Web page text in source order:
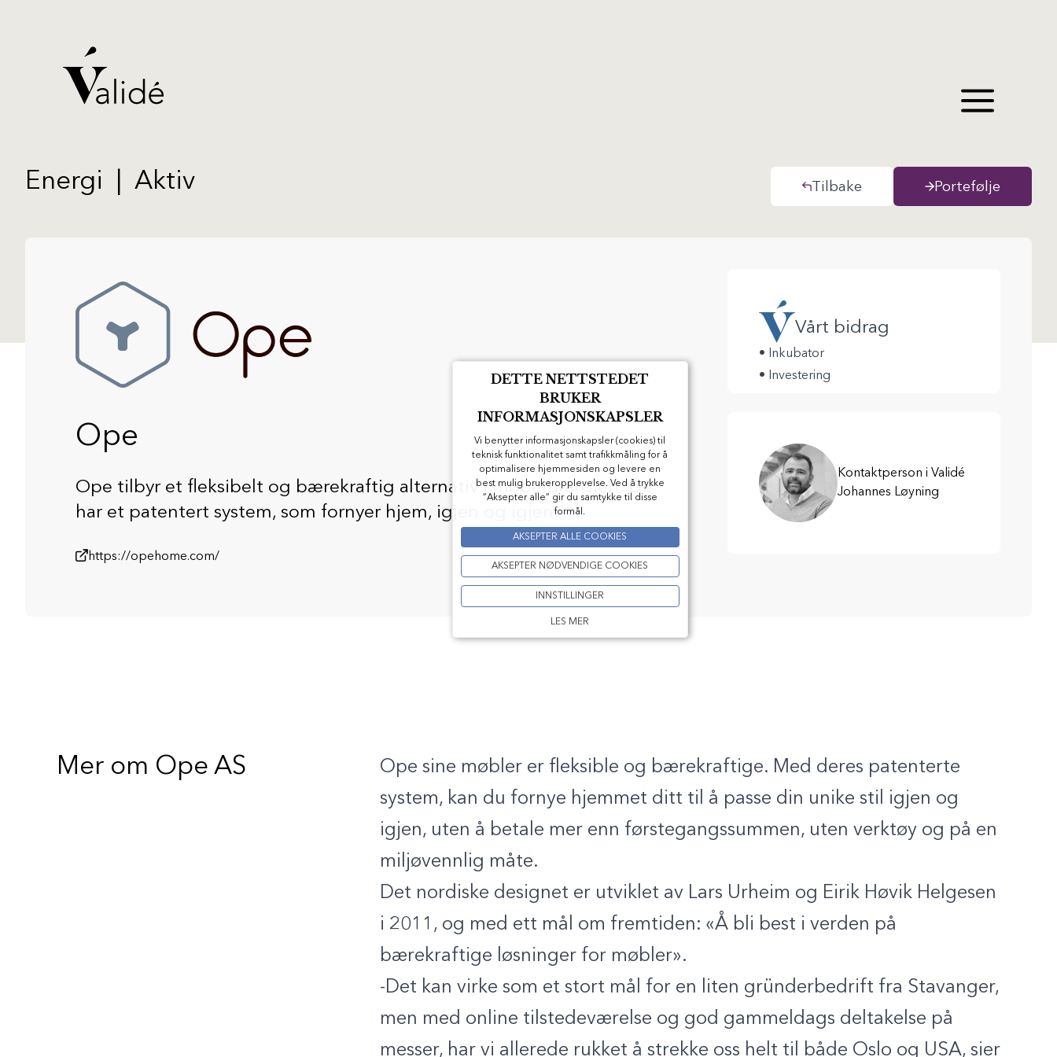
Energi Aktiv Tilbake Portefølje
Ope
Ope tilbyr et fleksibelt og bærekraftig alternativ i møbelbransjen. De
har et patentert system, som fornyer hjem, igjen og igjen.
https://opehome.com/
Vårt bidrag
• Inkubator
• Investering
Kontaktperson i Validé
Johannes Løyning
Mer om Ope AS
Ope sine møbler er fleksible og bærekraftige. Med deres patenterte
system, kan du fornye hjemmet ditt til å passe din unike stil igjen og
igjen, uten å betale mer enn førstegangssummen, uten verktøy og på en
miljøvennlig måte.
Det nordiske designet er utviklet av Lars Urheim og Eirik Høvik Helgesen
i 2011, og med ett mål om fremtiden: «Å bli best i verden på
bærekraftige løsninger for møbler».
-Det kan virke som et stort mål for en liten gründerbedrift fra Stavanger,
men med online tilstedeværelse og god gammeldags deltakelse på
messer, har vi allerede rukket å strekke oss helt til både Oslo og USA, sier
DETTE NETTSTEDET
BRUKER
INFORMASJONSKAPSLER
Vi benytter informasjonskapsler (cookies) til
teknisk funktionalitet samt trafikkmåling for å
optimalisere hjemmesiden og levere en
best mulig brukeropplevelse. Ved å trykke
”Aksepter alle” gir du samtykke til disse
formål.
AKSEPTER ALLE COOKIES
AKSEPTER NØDVENDIGE COOKIES
INNSTILLINGER
LES MER